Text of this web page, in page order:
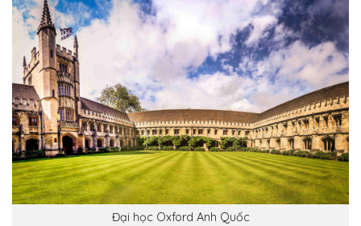
Đại học Oxford Anh Quốc